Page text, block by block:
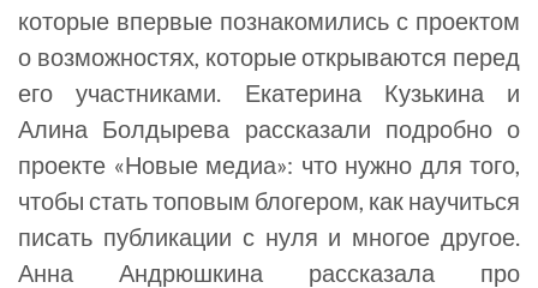
которые впервые познакомились с проектом
о возможностях, которые открываются перед
его участниками. Екатерина Кузькина и
Алина Болдырева рассказали подробно о
проекте «Новые медиа»: что нужно для того,
чтобы стать топовым блогером, как научиться
писать публикации с нуля и многое другое.
Анна Андрюшкина рассказала про